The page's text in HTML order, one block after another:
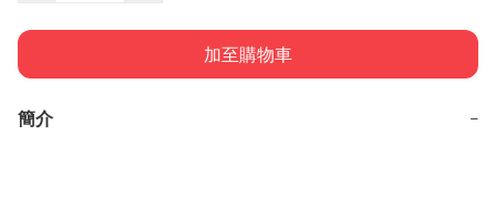
加至購物車
簡介 −